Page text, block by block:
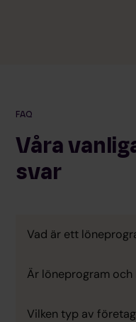
FAQ
Våra
svar
Vad är ett
Är löneprogram och
Vilken typ av